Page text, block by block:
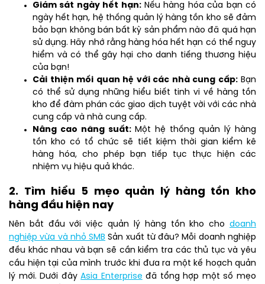
Giám sát ngày hết hạn:Nếu hàng hóa của bạn có
ngày hết hạn, hệ thống quản lý hàng tồn kho sẽ đảm
bảo bạn không bán bất kỳ sản phẩm nào đã quá hạn
sử dụng. Hãy nhớ rằng hàng hóa hết hạn có thể nguy
hiểm và có thể gây hại cho danh tiếng thương hiệu
của bạn!
Cải thiện mối quan hệ với các nhà cung cấp:Bạn
có thể sử dụng những hiểu biết tinh vi về hàng tồn
kho để đàm phán các giao dịch tuyệt vời với các nhà
cung cấp và nhà cung cấp.
Nâng cao năng suất: Một hệ thống quản lý hàng
tồn kho có tổ chức sẽ tiết kiệm thời gian kiểm kê
hàng hóa, cho phép bạn tiếp tục thực hiện các
nhiệm vụ hiệu quả khác.
2. Tìm hiểu 5 mẹo quản lý hàng tồn kho
hàng đầu hiện nay
Nên bắt đầu với việc quản lý hàng tồn kho cho doanh
nghiệp vừa và nhỏ SMB Sản xuất từ đâu? Mỗi doanh nghiệp
đều khác nhau và bạn sẽ cần kiểm tra các thủ tục và yêu
cầu hiện tại của mình trước khi đưa ra một kế hoạch quản
lý mới. Dưới đâyAsia Enterprise đã tổng hợp một số mẹo